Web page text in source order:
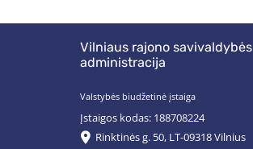
Vilniaus rajono savivaldybės
administracija
Valstybės biudžetinė įstaiga
Įstaigos kodas: 188708224
Rinktinės g. 50, LT-09318 Vilnius